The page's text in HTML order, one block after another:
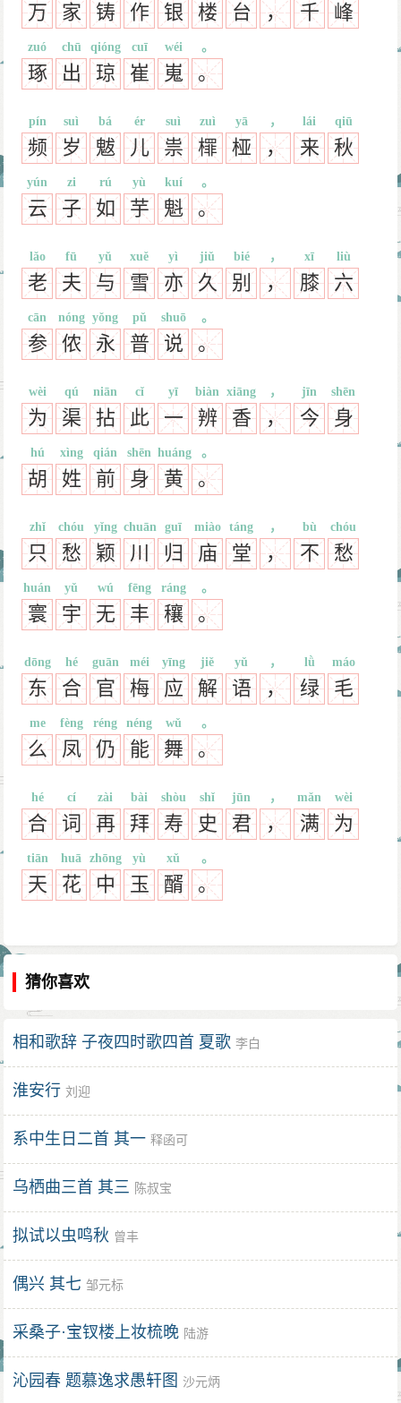
万 家 铸 作 银 楼 台 ， 千 峰
琢
zuó
出
chū
琼
qióng
崔
cuī
嵬
wéi
。
。
频
pín
岁
suì
魃
bá
儿
ér
祟
suì
檌
zuì
桠
yā
，
，
来
lái
秋
qiū
云
yún
子
zi
如
rú
芋
yù
魁
kuí
。
。
老
lǎo
夫
fū
与
yǔ
雪
xuě
亦
yì
久
jiǔ
别
bié
，
，
膝
xī
六
liù
参
cān
侬
nóng
永
yǒng
普
pǔ
说
shuō
。
。
为
wèi
渠
qú
拈
niān
此
cǐ
一
yī
辨
biàn
香
xiāng
，
，
今
jīn
身
shēn
胡
hú
姓
xìng
前
qián
身
shēn
黄
huáng
。
。
只
zhǐ
愁
chóu
颖
yǐng
川
chuān
归
guī
庙
miào
堂
táng
，
，
不
bù
愁
chóu
寰
huán
宇
yǔ
无
wú
丰
fēng
穰
ráng
。
。
东
dōng
合
hé
官
guān
梅
méi
应
yīng
解
jiě
语
yǔ
，
，
绿
lǜ
毛
máo
么
me
凤
fèng
仍
réng
能
néng
舞
wǔ
。
。
合
hé
词
cí
再
zài
拜
bài
寿
shòu
史
shǐ
君
jūn
，
，
满
mǎn
为
wèi
天
tiān
花
huā
中
zhōng
玉
yù
醑
xǔ
。
。
猜你喜欢
相和歌辞 子夜四时歌四首 夏歌 李白
淮安行 刘迎
系中生日二首 其一 释函可
乌栖曲三首 其三 陈叔宝
拟试以虫鸣秋 曾丰
偶兴 其七 邹元标
采桑子·宝钗楼上妆梳晚 陆游
沁园春 题慕逸求愚轩图 沙元炳